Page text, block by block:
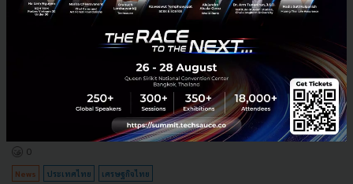
3 เรื่องที่ประเทศไทยต้อง Focus สร้างคน–นวัตกรรม–ปฏิรูป
ระบบราชการ เพื่อยกระดับขีดความสามารถประเทศ
นายอนุทิน ชาญวีรกูล นายกรัฐมนตรีและรัฐมนตรีว่าการกระทรวง
มหาดไทย กล่าวปาฐกถาพิเศษในหัวข้อ “ฝ่าวิกฤติ รับมือระเบียบโลก
ใหม่” ในงาน The INTANIA Forum...
| ByTechsauce Team
0
News ประเทศไทย เศรษฐกิจไทย